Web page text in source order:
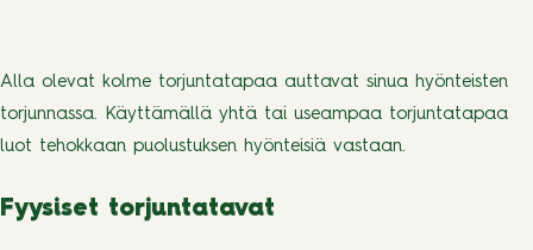
Alla olevat kolme torjuntatapaa auttavat sinua hyönteisten
torjunnassa. Käyttämällä yhtä tai useampaa torjuntatapaa
luot tehokkaan puolustuksen hyönteisiä vastaan.
Fyysiset torjuntatavat